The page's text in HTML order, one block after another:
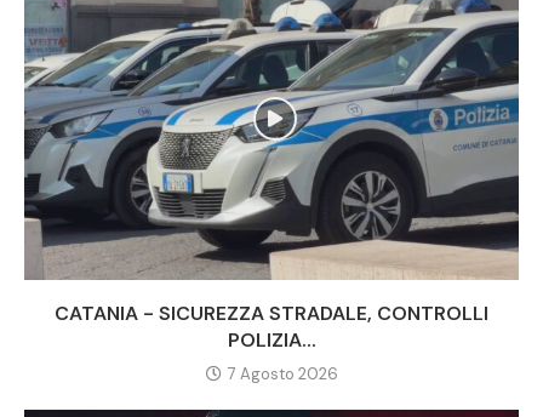
CATANIA - SICUREZZA STRADALE, CONTROLLI
POLIZIA...
7 Agosto 2026